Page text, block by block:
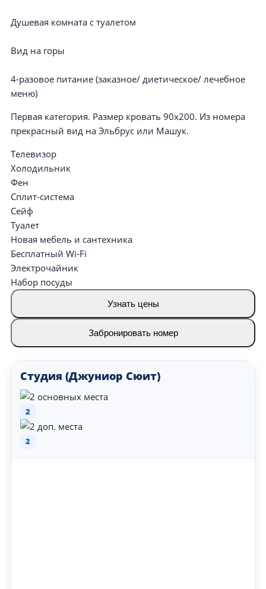
Душевая комната с туалетом
Вид на горы
4-разовое питание (заказное/ диетическое/ лечебное
меню)
Первая категория. Размер кровать 90х200. Из номера
прекрасный вид на Эльбрус или Машук.
Телевизор
Холодильник
Фен
Сплит-система
Сейф
Туалет
Новая мебель и сантехника
Бесплатный Wi-Fi
Электрочайник
Набор посуды
Узнать цены
Забронировать номер
Студия (Джуниор Сюит)
2
2